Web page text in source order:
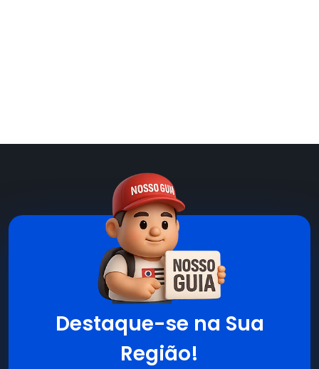
Destaque-se na Sua
Região!